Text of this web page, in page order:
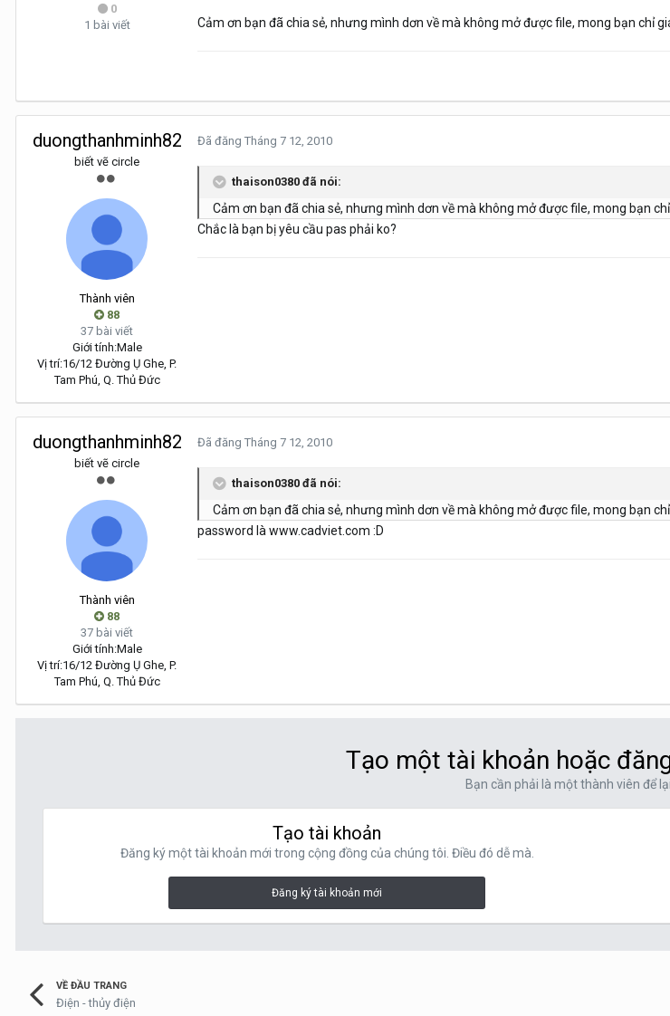
0
1 bài viết
Cảm ơn bạn đã chia sẻ, nhưng mình dơn về mà không mở được file, mong bạn chỉ
duongthanhminh82
biết vẽ circle
Thành viên
88
37 bài viết
Giới tính:Male
Vị trí:16/12 Đường Ụ Ghe, P.
Tam Phú, Q. Thủ Đức
Đã đăng Tháng 7 12, 2010
thaison0380 đã nói:
Cảm ơn bạn đã chia sẻ, nhưng mình dơn về mà không mở được file, mong bạn
Chắc là bạn bị yêu cầu pas phải ko?
duongthanhminh82
biết vẽ circle
Thành viên
88
37 bài viết
Giới tính:Male
Vị trí:16/12 Đường Ụ Ghe, P.
Tam Phú, Q. Thủ Đức
Đã đăng Tháng 7 12, 2010
thaison0380 đã nói:
Cảm ơn bạn đã chia sẻ, nhưng mình dơn về mà không mở được file, mong bạn
password là www.cadviet.com :D
Tạo một tài khoản hoặc
Bạn cần phải là một thành viên để
Tạo tài khoản
Đăng ký một tài khoản mới trong cộng đồng của chúng tôi. Điều đó dễ mà.
Đăng ký tài khoản mới
VỀ ĐẦU TRANG
Điện - thủy điện